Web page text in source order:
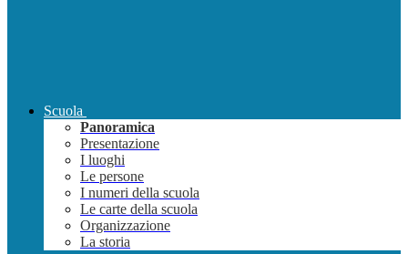
Scuola
Panoramica
Presentazione
I luoghi
Le persone
I numeri della scuola
Le carte della scuola
Organizzazione
La storia